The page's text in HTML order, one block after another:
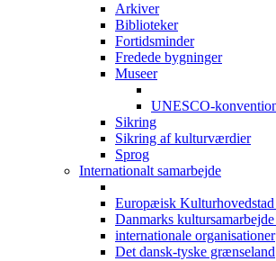
Arkiver
Biblioteker
Fortidsminder
Fredede bygninger
Museer
UNESCO-
Sikring
Sikring af kulturværdier
Sprog
Internationalt samarbejde
Europæisk
Danmarks
internationale organisationer
Det dansk-tyske grænseland